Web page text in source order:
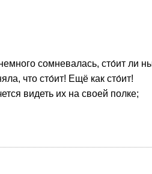
сомневалась, сто́ит ли
что сто́ит! Ещё как сто́ит!
видеть их на своей полке;